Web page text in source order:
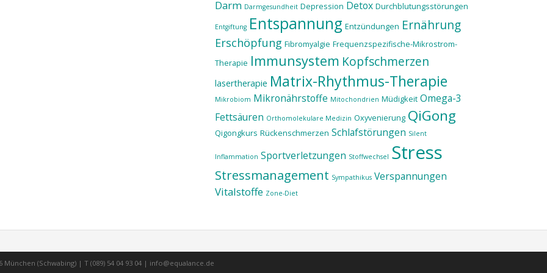
Darm Darmgesundheit Depression Detox Durchblutungsstörungen
Entgiftung Entspannung Entzündungen Ernährung
Erschöpfung Fibromyalgie Frequenzspezifische-Mikrostrom-
Therapie Immunsystem Kopfschmerzen
lasertherapie Matrix-Rhythmus-Therapie
Mikrobiom Mikronährstoffe Mitochondrien Müdigkeit Omega-3
Fettsäuren Orthomolekulare Medizin Oxyvenierung QiGong
Qigongkurs Rückenschmerzen Schlafstörungen Silent
Inflammation Sportverletzungen Stoffwechsel Stress
Stressmanagement Sympathikus Verspannungen
Vitalstoffe Zone-Diet
(Schwabing) | T (089) 54 04 93 04 | info@equalance.de